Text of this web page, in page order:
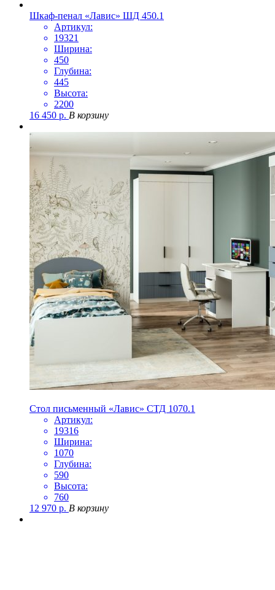
Шкаф-пенал «Лавис» ШД 450.1
Артикул:
19321
Ширина:
450
Глубина:
445
Высота:
2200
16 450 р. В корзину
Стол письменный «Лавис» СТД 1070.1
Артикул:
19316
Ширина:
1070
Глубина:
590
Высота:
760
12 970 р. В корзину